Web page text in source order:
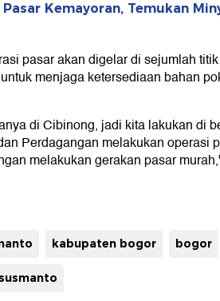
Kemayoran, Temukan
pasar akan digelar di sejumlah
menjaga ketersediaan bahan
di Cibinong, jadi kita lakukan di
Perdagangan melakukan operasi
melakukan gerakan pasar
kabupaten bogor bogor